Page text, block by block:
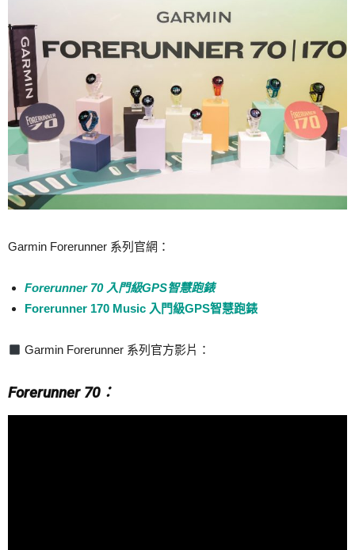
Garmin Forerunner 系列官網：
Forerunner 70 入門級GPS智慧跑錶
Forerunner 170 Music 入門級GPS智慧跑錶
Garmin Forerunner 系列官方影片：
Forerunner 70：